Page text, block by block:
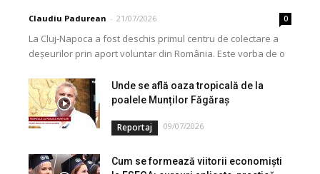
Claudiu Padurean - 21/07/2026 0
La Cluj-Napoca a fost deschis primul centru de colectare a
deșeurilor prin aport voluntar din România. Este vorba de o
Unde se află oaza tropicală de la
poalele Munților Făgăraș
Reportaj 09/07/2026
Cum se formează viitorii economiști